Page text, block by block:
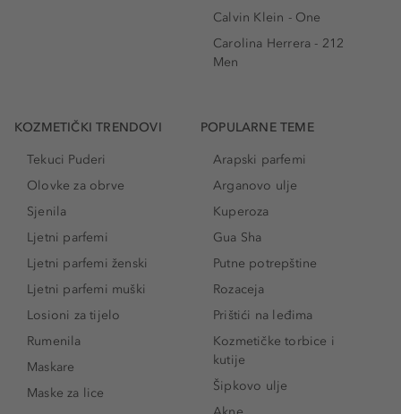
Calvin Klein - One
Carolina Herrera - 212
Men
KOZMETIČKI TRENDOVI
Tekuci Puderi
Olovke za obrve
Sjenila
Ljetni parfemi
Ljetni parfemi ženski
Ljetni parfemi muški
Losioni za tijelo
Rumenila
Maskare
Maske za lice
POPULARNE TEME
Arapski parfemi
Arganovo ulje
Kuperoza
Gua Sha
Putne potrepštine
Rozaceja
Prištići na leđima
Kozmetičke torbice i
kutije
Šipkovo ulje